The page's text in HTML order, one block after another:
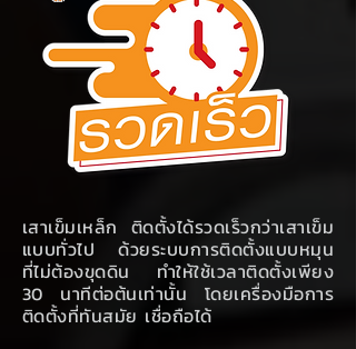
เสาเข็มเหล็ก ติดตั้งได้รวดเร็วกว่าเสาเข็ม
แบบทั่วไป ด้วยระบบการติดตั้งแบบหมุน
ที่ไม่ต้องขุดดิน ทำให้ใช้เวลาติดตั้งเพียง
30 นาทีต่อต้นเท่านั้น โดยเครื่องมือการ
ติดตั้งที่ทันสมัย เชื่อถือได้